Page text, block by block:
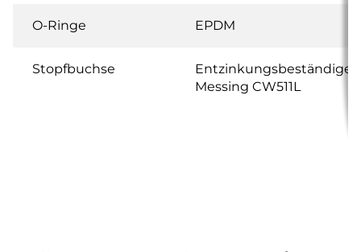
O-Ringe EPDM
Stopfbuchse
Entzinkungsbeständiges
Messing CW511L